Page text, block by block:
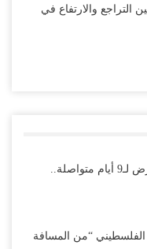
التراجع والارتفاع في
ما السر وراء اهتزاز الأرض لـ9 أيام متواصلة..
“من المسافة